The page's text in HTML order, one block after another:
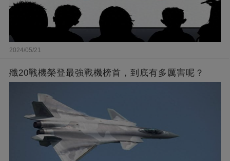
2024/05/21
殲20戰機榮登最強戰機榜首，到底有多厲害呢？